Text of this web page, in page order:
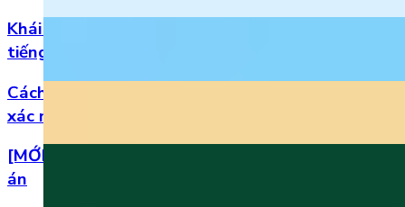
Khái niệm, phân loại và vị trí của danh từ trong
tiếng Anh
Cách đọc số thập phân trong tiếng Anh chuẩn
xác nhất
[MỚI] Bộ đề thi tiếng Anh lớp 1 học kì 2 kèm đáp
án